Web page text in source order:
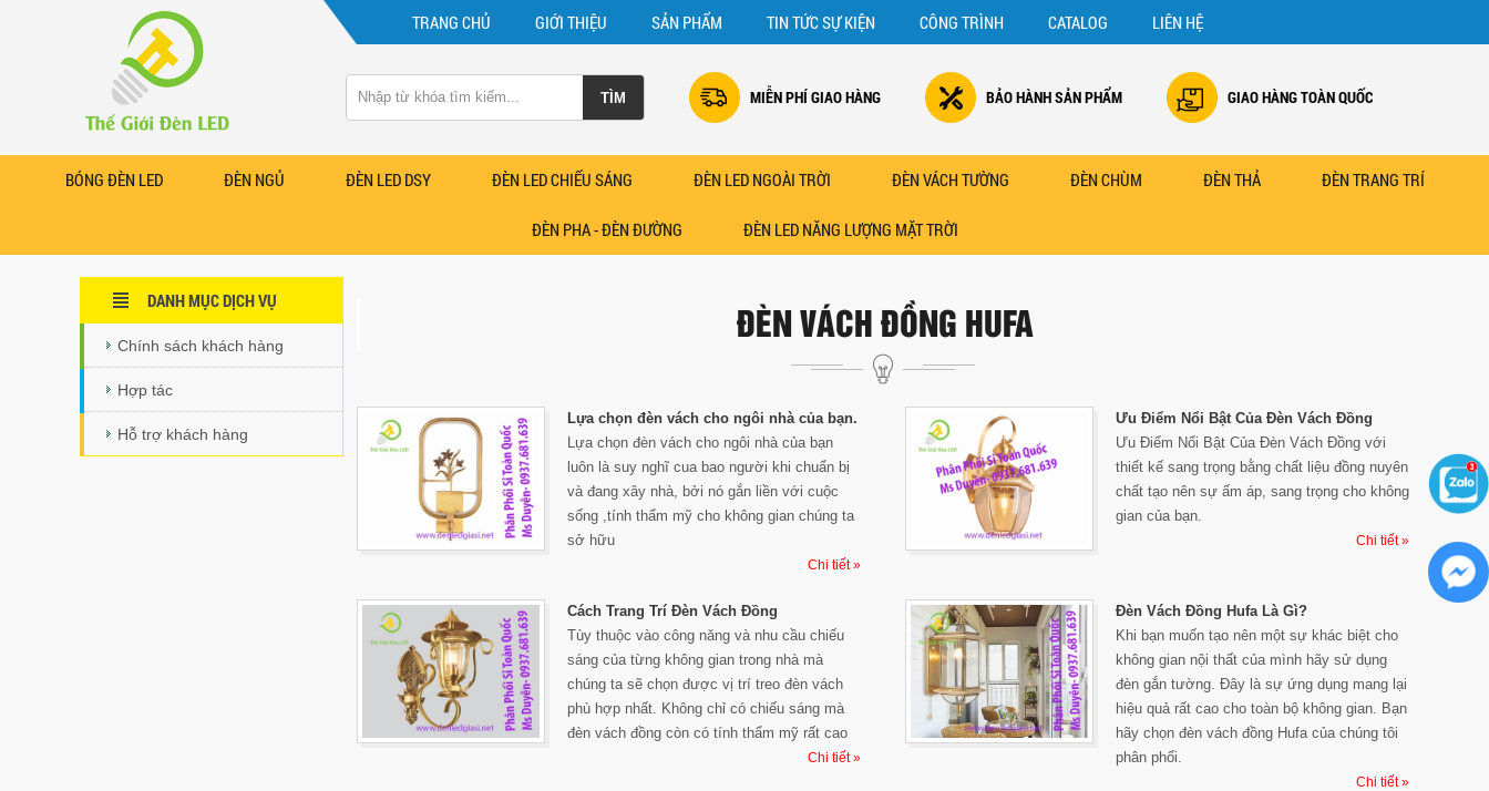
MIỄN PHÍ GIAO HÀNG BẢO HÀNH SẢN PHẨM GIAO HÀNG TOÀN QUỐC
TRANG CHỦ GIỚI THIỆU SẢN PHẨM TIN TỨC SỰ KIỆN CÔNG TRÌNH CATALOG LIÊN HỆ
BÓNG ĐÈN LED ĐÈN NGỦ ĐÈN LED DSY ĐÈN LED CHIẾU SÁNG ĐÈN LED NGOÀI TRỜI ĐÈN VÁCH TƯỜNG ĐÈN CHÙM ĐÈN THẢ ĐÈN TRANG TRÍ
ĐÈN PHA - ĐÈN ĐƯỜNG ĐÈN LED NĂNG LƯỢNG MẶT TRỜI
DANH MỤC DỊCH VỤ
Chính sách khách hàng
Hợp tác
Hỗ trợ khách hàng
ĐÈN VÁCH ĐỒNG HUFA
Lựa chọn đèn vách cho ngôi nhà của bạn.
Lựa chọn đèn vách cho ngôi nhà của bạn
luôn là suy nghĩ cua bao người khi chuẩn bị
và đang xây nhà, bởi nó gắn liền với cuộc
sống ,tính thẩm mỹ cho không gian chúng ta
sở hữu
Chi tiết »
Ưu Điểm Nổi Bật Của Đèn Vách Đồng
Ưu Điểm Nổi Bật Của Đèn Vách Đồng với
thiết kế sang trọng bằng chất liệu đồng nuyên
chất tạo nên sự ấm áp, sang trọng cho không
gian của bạn.
Chi tiết »
Cách Trang Trí Đèn Vách Đồng
Tùy thuộc vào công năng và nhu cầu chiếu
sáng của từng không gian trong nhà mà
chúng ta sẽ chọn được vị trí treo đèn vách
phù hợp nhất. Không chỉ có chiếu sáng mà
đèn vách đồng còn có tính thẩm mỹ rất cao
Chi tiết »
Đèn Vách Đồng Hufa Là Gì?
Khi bạn muốn tạo nên một sự khác biệt cho
không gian nội thất của mình hãy sử dụng
đèn gắn tường. Đây là sự ứng dụng mang lại
hiệu quả rất cao cho toàn bộ không gian. Bạn
hãy chọn đèn vách đồng Hufa của chúng tôi
phân phối.
Chi tiết »